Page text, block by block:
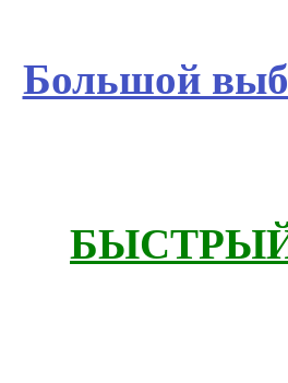
Большой
БЫСТРЫЙ